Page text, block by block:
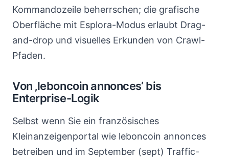
Kommandozeile beherrschen; die grafische
Oberfläche mit Esplora-Modus erlaubt Drag-
and-drop und visuelles Erkunden von Crawl-
Pfaden.
Von ‚leboncoin annonces‘ bis
Enterprise-Logik
Selbst wenn Sie ein französisches
Kleinanzeigenportal wie leboncoin annonces
betreiben und im September (sept) Traffic-